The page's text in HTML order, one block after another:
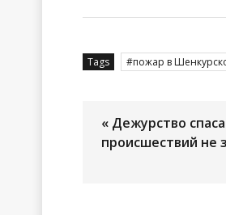
Tags пожар в
« Дежурство
происшествий не